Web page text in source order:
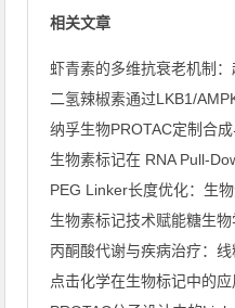
相关文章
虾青素的多维抗衰老机制
纳孚生物PROTAC定制合
生物素标记在 RNA Pull-